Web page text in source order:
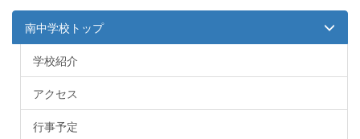
南中学校トップ
学校紹介
アクセス
行事予定